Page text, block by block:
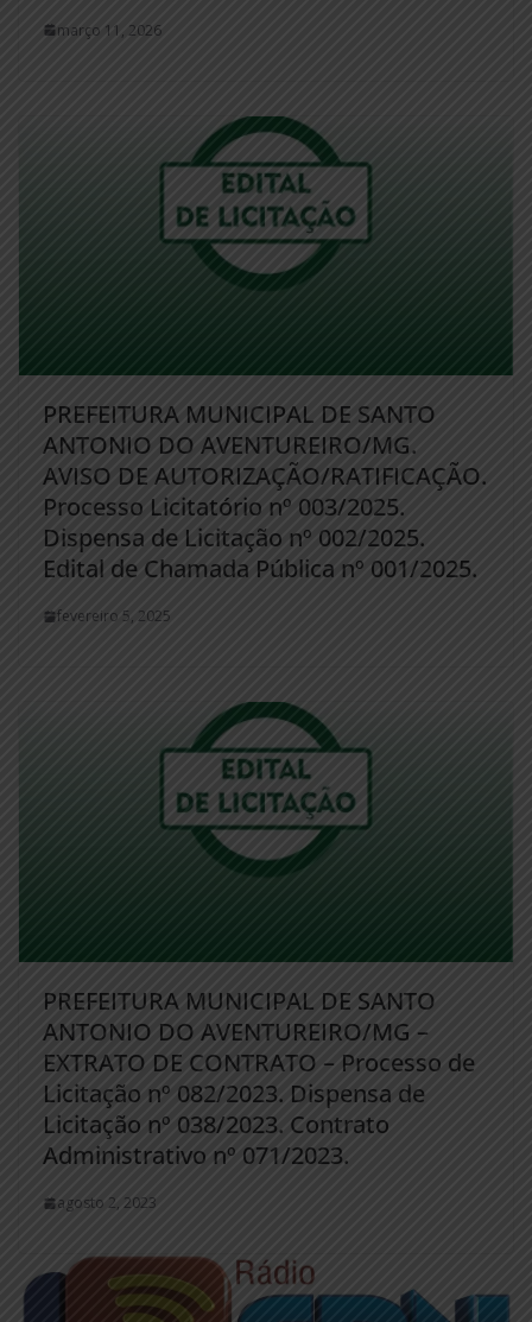
março 11, 2026
PREFEITURA MUNICIPAL DE SANTO
ANTONIO DO AVENTUREIRO/MG.
AVISO DE AUTORIZAÇÃO/RATIFICAÇÃO.
Processo Licitatório nº 003/2025.
Dispensa de Licitação nº 002/2025.
Edital de Chamada Pública nº 001/2025.
fevereiro 5, 2025
PREFEITURA MUNICIPAL DE SANTO
ANTONIO DO AVENTUREIRO/MG –
EXTRATO DE CONTRATO – Processo de
Licitação nº 082/2023. Dispensa de
Licitação nº 038/2023. Contrato
Administrativo nº 071/2023.
agosto 2, 2023